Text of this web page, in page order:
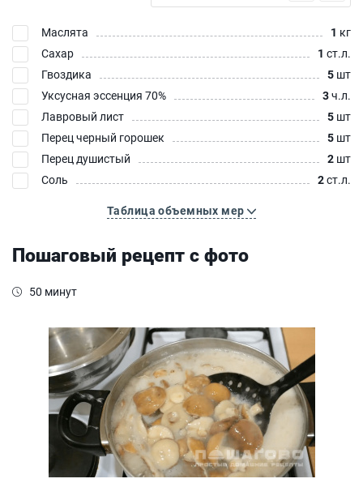
Маслята 1 кг
Сахар
1 ст.л.
Гвоздика
5 шт
Уксусная эссенция 70%
3ч.л.
Лавровый лист
5 шт
Перец черный горошек
5 шт
Перец душистый
2 шт
Соль
2ст.л.
Таблица объемных мер
Пошаговый рецепт с фото
50 минут